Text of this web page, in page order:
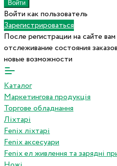
Войти как пользователь
Зарегистрироваться
После регистрации на сайте
отслеживание состояния
новые возможности
Каталог
Маркетингова продукція
Торгове обладнання
Ліхтарі
Fenix ліхтарі
Fenix аксесуари
Fenix ел живлення та зарядні